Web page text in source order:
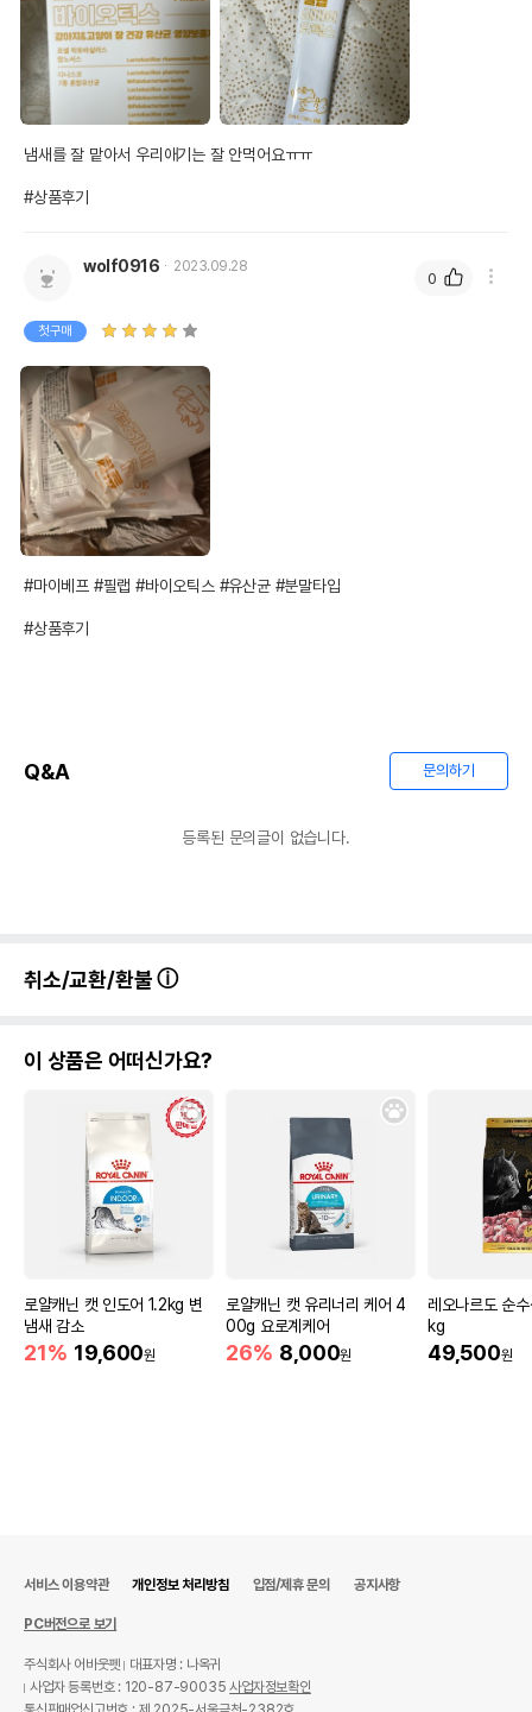
냄새를 잘 맡아서 우리애기는 잘 안먹어요ㅠㅠ
#상품후기
wolf0916 2023.09.28
첫구매
#마이베프 #필랩 #바이오틱스 #유산균 #분말타입
#상품후기
0
Q&A 문의하기
등록된 문의글이 없습니다.
취소/교환/환불
이 상품은 어떠신가요?
로얄캐닌 캣 인도어 1.2kg 변
냄새 감소
21% 19,600원
로얄캐닌 캣 유리너리 케어 4
00g 요로계케어
26% 8,000원
레오나르도 순
kg
49,500원
서비스 이용약관 개인정보 처리방침 입점/제휴 문의 공지사항
PC버전으로 보기
주식회사 어바웃펫
대표자명 : 나옥귀
사업자 등록번호 : 120-87-90035사업자정보확인